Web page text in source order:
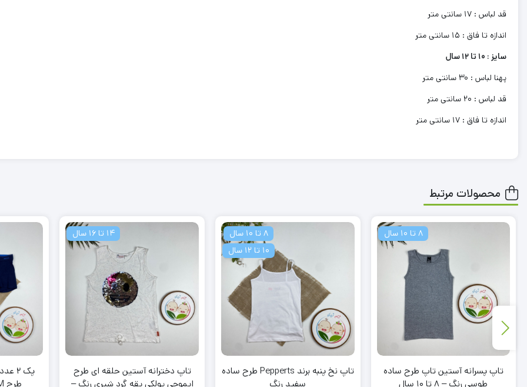
قد لباس : 17 سانتی متر
اندازه تا فاق : 15 سانتی متر
سایز : 10 تا 12 سال
پهنا لباس : 30 سانتی متر
قد لباس : 20 سانتی متر
اندازه تا فاق : 17 سانتی متر
محصولات مرتبط
8 تا 10 سال
تاپ پسرانه آستین تاپ طرح ساده
طوسی رنگ – 8 تا 10 سال
8 تا 10 سال
10 تا 12 سال
تاپ نخ پنبه برند Pepperts طرح ساده
سفید رنگ
14 تا 16 سال
تاپ دخترانه آستین حلقه ای طرح
ایموجی پولکی یقه گرد شیری رنگ –
پک
طرح M پادار سرمه ای رنگ